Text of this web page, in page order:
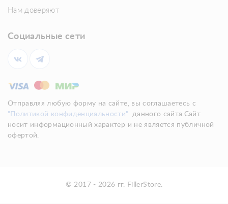
Нам доверяют
Социальные сети
Отправляя любую форму на сайте, вы соглашаетесь с
"Политикой конфиденциальности"
данного сайта.Сайт
носит информационный характер и не является публичной
офертой.
© 2017 - 2026 гг. FillerStore.